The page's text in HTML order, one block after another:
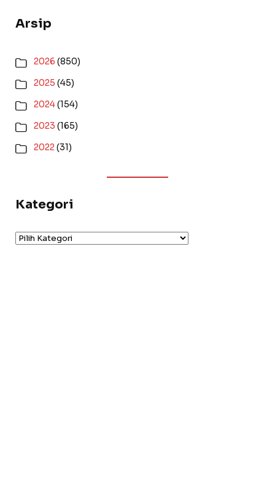
Arsip
2026 (850)
2025 (45)
2024(154)
2023 (165)
2022(31)
Kategori
Kategori